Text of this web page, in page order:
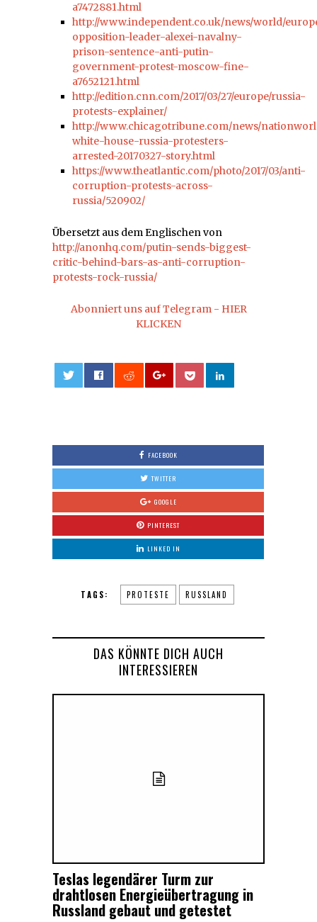
a7472881.html
http://www.independent.co.uk/news/world/
opposition-leader-alexei-navalny-
prison-sentence-anti-putin-
government-protest-moscow-fine-
a7652121.html
http://edition.cnn.com/2017/03/27/europe/russia-
protests-explainer/
http://www.chicagotribune.com/news/
white-house-russia-protesters-
arrested-20170327-story.html
https://www.theatlantic.com/photo/2017/03/anti-
corruption-protests-across-
russia/520902/
Übersetzt aus dem Englischen von
http://anonhq.com/putin-sends-biggest-
critic-behind-bars-as-anti-corruption-
protests-rock-russia/
Abonniert uns auf Telegram - HIER
KLICKEN
FACEBOOK
TWITTER
GOOGLE
PINTEREST
LINKED IN
TAGS: PROTESTE RUSSLAND
DAS KÖNNTE DICH AUCH
INTERESSIEREN
Teslas legendärer Turm zur
drahtlosen Energieübertragung in
Russland gebaut und getestet